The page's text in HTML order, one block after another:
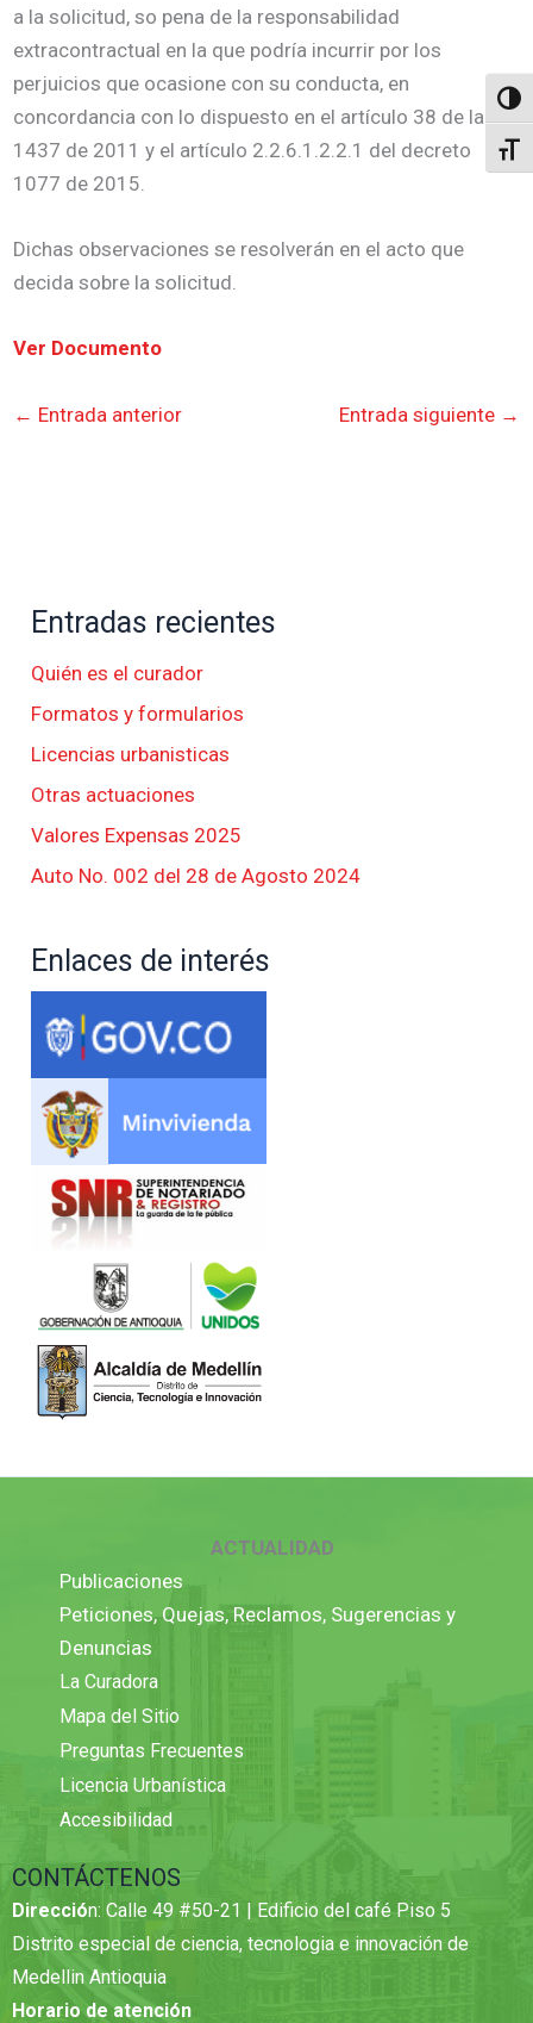
a la solicitud, so pena de la responsabilidad
extracontractual en la que podría incurrir por los
perjuicios que ocasione con su conducta, en
concordancia con lo dispuesto en el artículo 38 de la ley
1437 de 2011 y el artículo 2.2.6.1.2.2.1 del decreto
1077 de 2015.
Dichas observaciones se resolverán en el acto que
decida sobre la solicitud.
Ver Documento
← Entrada anterior Entrada siguiente →
Entradas recientes
Quién es el curador
Formatos y formularios
Licencias urbanisticas
Otras actuaciones
Valores Expensas 2025
Auto No. 002 del 28 de Agosto 2024
Enlaces de interés
ACTUALIDAD
Publicaciones
Peticiones, Quejas, Reclamos, Sugerencias y
Denuncias
La Curadora
Mapa del Sitio
Preguntas Frecuentes
Licencia Urbanística
Accesibilidad
CONTÁCTENOS
Dirección: Calle 49 #50-21 | Edificio del café Piso 5
Distrito especial de ciencia, tecnologia e innovación de
Medellin Antioquia
Horario de atención